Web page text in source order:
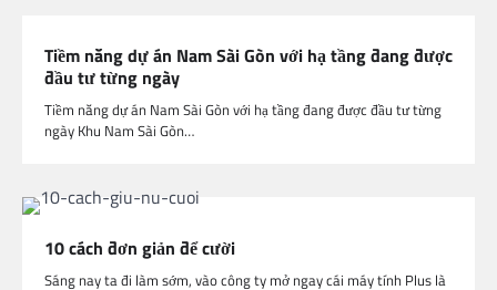
Tiềm năng dự án Nam Sài Gòn với hạ tầng đang được
đầu tư từng ngày
Tiềm năng dự án Nam Sài Gòn với hạ tầng đang được đầu tư từng
ngày Khu Nam Sài Gòn…
10 cách đơn giản để cười
Sáng nay ta đi làm sớm, vào công ty mở ngay cái máy tính Plus là